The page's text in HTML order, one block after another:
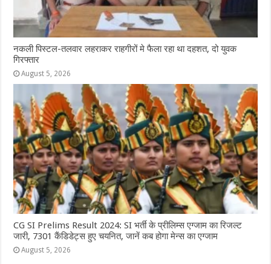
नकली पिस्टल-तलवार लहराकर राहगीरों मे फैला रहा था दहशत, दो युवक
गिरफ्तार
August 5, 2026
CG SI Prelims Result 2024: SI भर्ती के प्रीलिम्स एग्जाम का रिजल्ट
जारी, 7301 कैंडिडेट्स हुए चयनित, जानें कब होगा मेन्स का एग्जाम
August 5, 2026